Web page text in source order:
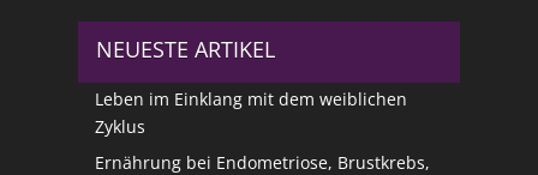
NEUESTE ARTIKEL
Leben im Einklang mit dem weiblichen
Zyklus
Ernährung bei Endometriose, Brustkrebs,